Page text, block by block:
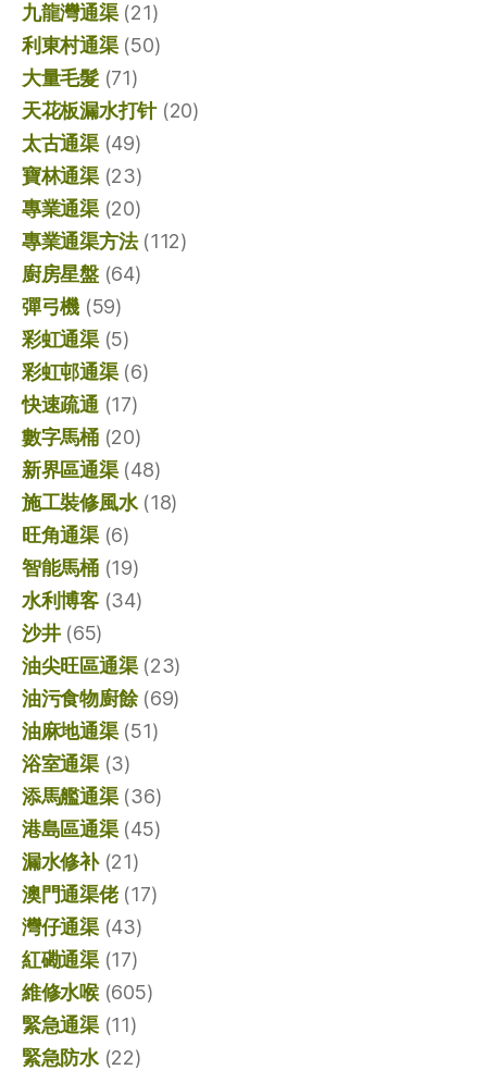
九龍灣通渠(21)
利東村通渠(50)
大量毛髮(71)
天花板漏水打针(20)
太古通渠(49)
寶林通渠(23)
專業通渠(20)
專業通渠方法(112)
廚房星盤(64)
彈弓機 (59)
彩虹通渠(5)
彩虹邨通渠(6)
快速疏通 (17)
數字馬桶(20)
新界區通渠(48)
施工裝修風水(18)
旺角通渠(6)
智能馬桶(19)
水利博客(34)
沙井(65)
油尖旺區通渠(23)
油污食物廚餘(69)
油麻地通渠(51)
浴室通渠(3)
添馬艦通渠(36)
港島區通渠(45)
漏水修补(21)
澳門通渠佬(17)
灣仔通渠(43)
紅磡通渠(17)
維修水喉(605)
緊急通渠(11)
緊急防水(22)